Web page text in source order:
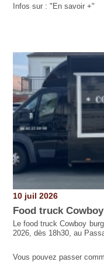
Infos sur : "En savoir +"
10 juil 2026
Food truck
Le food truck Cowboy
2026, dès 18h30, au
Vous pouvez passer